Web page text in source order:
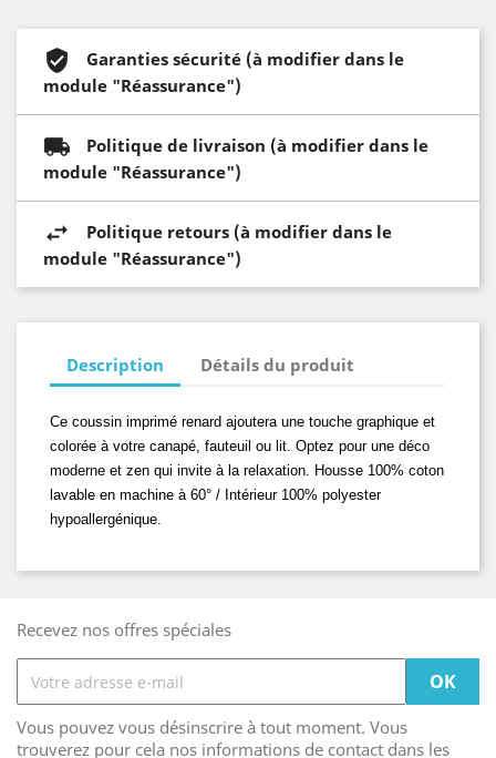
Garanties sécurité (à modifier dans le
module "Réassurance")
Politique de livraison (à modifier dans le
module "Réassurance")
Politique retours (à modifier dans le
module "Réassurance")
Description Détails du produit
Ce coussin imprimé renard ajoutera une touche graphique et
colorée à votre canapé, fauteuil ou lit. Optez pour une déco
moderne et zen qui invite à la relaxation. Housse 100% coton
lavable en machine à 60° / Intérieur 100% polyester
hypoallergénique.
Recevez nos offres spéciales
Vous pouvez vous désinscrire à tout moment. Vous
trouverez pour cela nos informations de contact dans les